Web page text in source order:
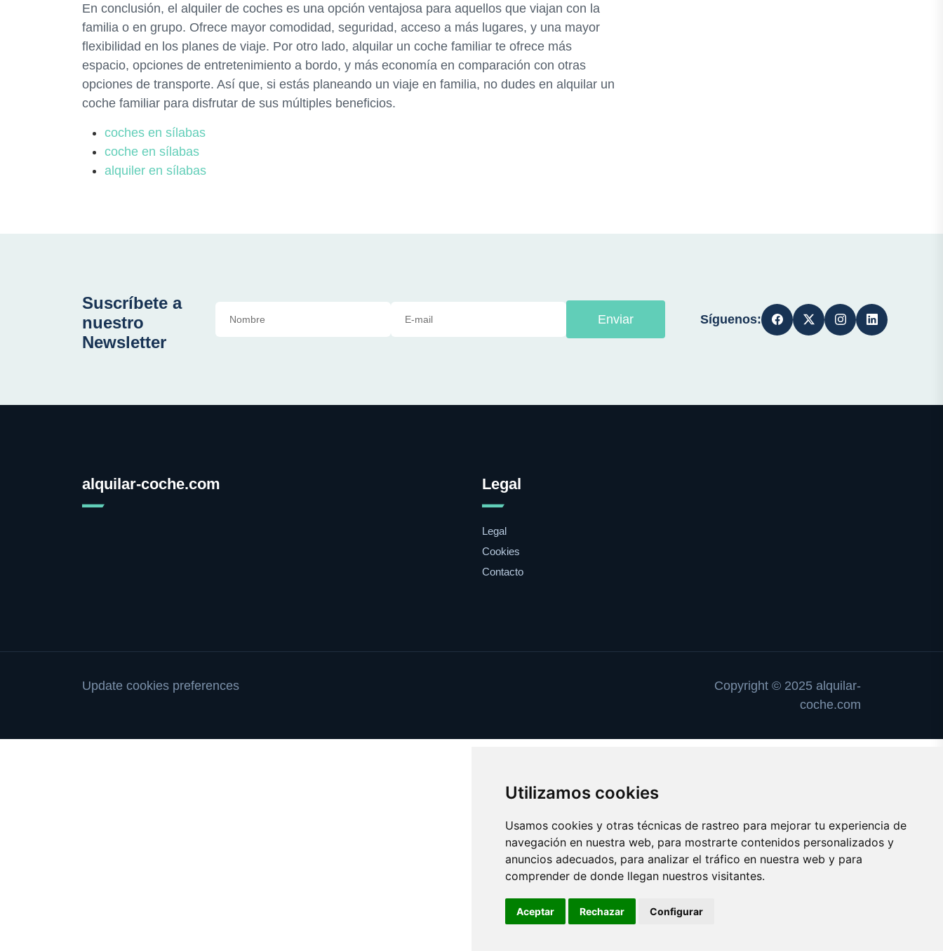
Utilizamos cookies
Usamos cookies y otras técnicas de rastreo para mejorar tu experiencia de
navegación en nuestra web, para mostrarte contenidos personalizados y
anuncios adecuados, para analizar el tráfico en nuestra web y para
comprender de donde llegan nuestros visitantes.
Aceptar Rechazar Configurar
En conclusión, el alquiler de coches es una opción ventajosa para aquellos que viajan con la
familia o en grupo. Ofrece mayor comodidad, seguridad, acceso a más lugares, y una mayor
flexibilidad en los planes de viaje. Por otro lado, alquilar un coche familiar te ofrece más
espacio, opciones de entretenimiento a bordo, y más economía en comparación con otras
opciones de transporte. Así que, si estás planeando un viaje en familia, no dudes en alquilar un
coche familiar para disfrutar de sus múltiples beneficios.
coches en sílabas
coche en sílabas
alquiler en sílabas
Suscríbete a
nuestro
Newsletter
Enviar Síguenos:
alquilar-coche.com Legal
Legal
Cookies
Contacto
Update cookies preferences
Copyright © 2025 alquilar-
coche.com